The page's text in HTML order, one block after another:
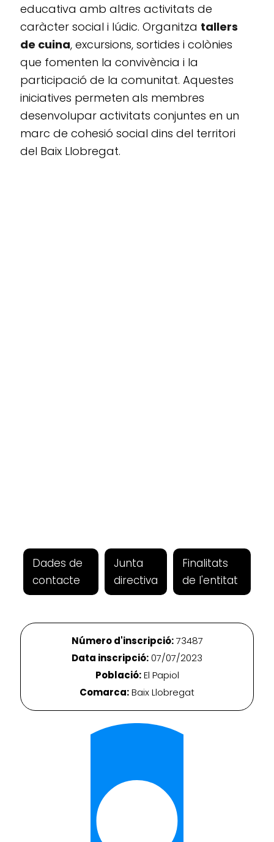
educativa amb altres activitats de
caràcter social i lúdic. Organitza tallers
de cuina, excursions, sortides i colònies
que fomenten la convivència i la
participació de la comunitat. Aquestes
iniciatives permeten als membres
desenvolupar activitats conjuntes en un
marc de cohesió social dins del territori
del Baix Llobregat.
Dades de
contacte
Junta
directiva
Finalitats
de l'entitat
Número d'inscripció:73487
Data inscripció:07/07/2023
Població:El Papiol
Comarca:Baix Llobregat